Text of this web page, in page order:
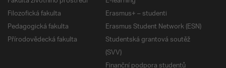
Filozofická fakulta
Pedagogická fakulta
Přírodovědecká fakulta
Erasmus+ – studenti
Erasmus Student Network (ESN)
Studentská grantová soutěž
(SVV)